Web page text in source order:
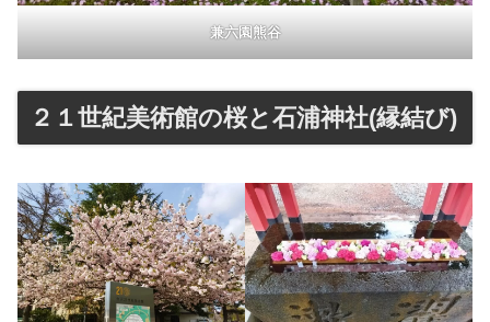
兼六園熊谷
２１世紀美術館の桜と石浦神社(縁結び)